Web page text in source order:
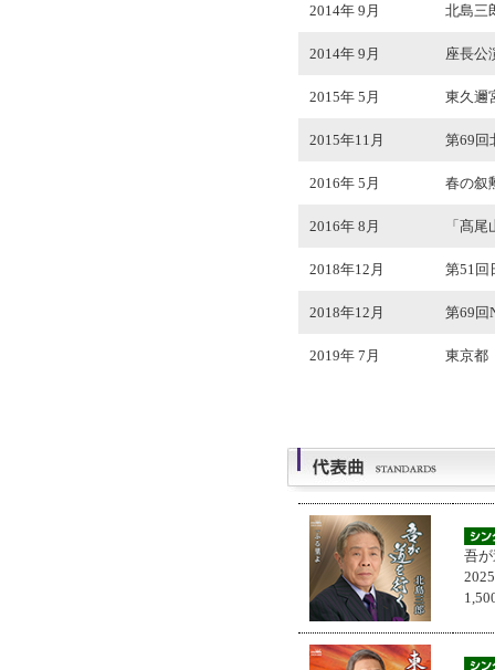
2014年 9月 北島三
2014年 9月 座長公
2015年 5月 東久邇
2015年11月 第69回
2016年 5月 春の叙
2016年 8月 「髙
2018年12月 第51回
2018年12月 第69回
2019年 7月 東京都
吾